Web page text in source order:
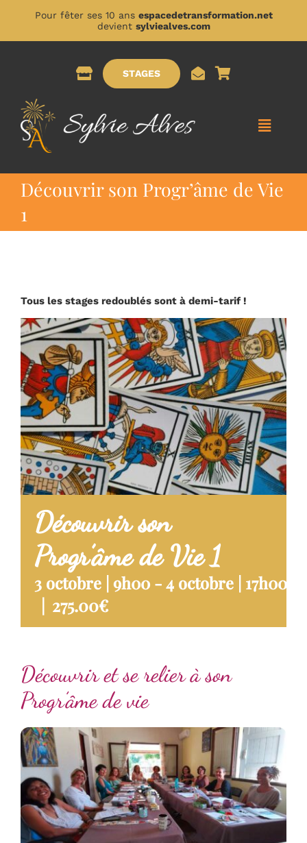
Pour fêter ses 10 ans espacedetransformation.net
devient sylviealves.com
STAGES
Toggle
ACCUEIL
A PROPOS DE MOI
TÉMOIGNAGES
BOUTIQUE
CONTACT
BLOG
Découvrir son Progr’âme de Vie
1
Tous les stages redoublés sont à demi-tarif !
Découvrir son
Progr’âme de Vie 1
3 octobre | 9h00 -4 octobre | 17h00
| 275.00€
Découvrir et se relier à son
Progr’âme de vie